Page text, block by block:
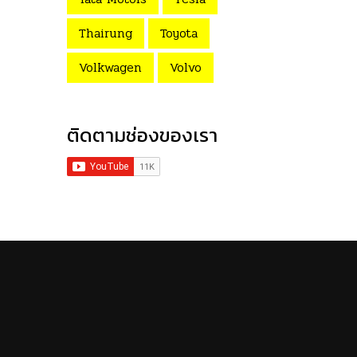
Thairung
Toyota
Volkwagen
Volvo
ติดตามช่องของเรา